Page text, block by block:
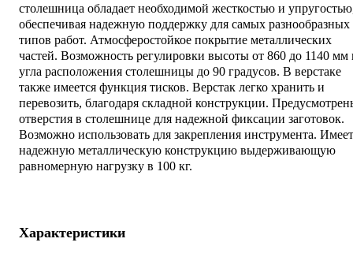
столешница обладает необходимой жесткостью и
обеспечивая надежную поддержку для самых разнообразных
типов работ. Атмосферостойкое покрытие металлических
частей. Возможность регулировки высоты от 860 до 1140 мм
угла расположения столешницы до 90 градусов. В верстаке
также имеется функция тисков. Верстак легко хранить и
перевозить, благодаря складной конструкции.
отверстия в столешнице для надежной фиксации заготовок.
Возможно использовать для закрепления инструмента. Имеет
надежную металлическую конструкцию выдерживающую
равномерную нагрузку в 100 кг.
Характеристики